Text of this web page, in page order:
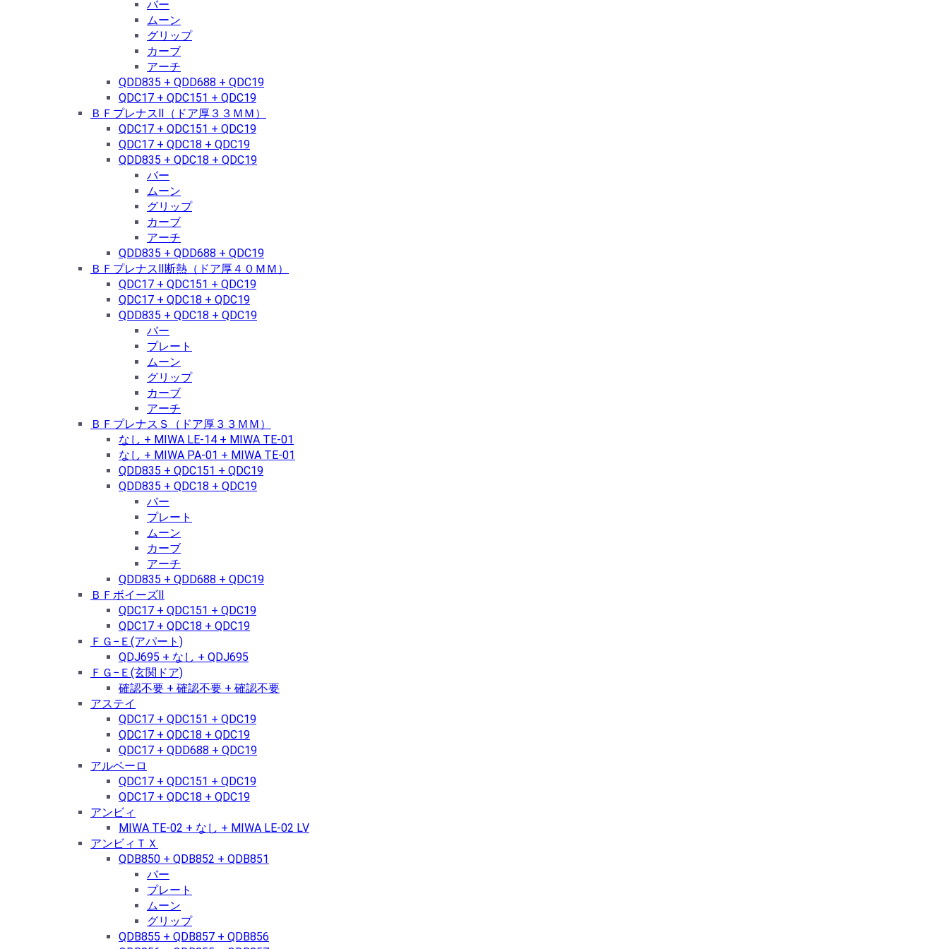
バー
ムーン
グリップ
カーブ
アーチ
QDD835 + QDD688 + QDC19
QDC17 + QDC151 + QDC19
ＢＦプレナスⅡ（ドア厚３３ＭＭ）
QDC17 + QDC151 + QDC19
QDC17 + QDC18 + QDC19
QDD835 + QDC18 + QDC19
バー
ムーン
グリップ
カーブ
アーチ
QDD835 + QDD688 + QDC19
ＢＦプレナスⅡ断熱（ドア厚４０ＭＭ）
QDC17 + QDC151 + QDC19
QDC17 + QDC18 + QDC19
QDD835 + QDC18 + QDC19
バー
プレート
ムーン
グリップ
カーブ
アーチ
ＢＦプレナスＳ（ドア厚３３ＭＭ）
なし + MIWA LE-14 + MIWA TE-01
なし + MIWA PA-01 + MIWA TE-01
QDD835 + QDC151 + QDC19
QDD835 + QDC18 + QDC19
バー
プレート
ムーン
カーブ
アーチ
QDD835 + QDD688 + QDC19
ＢＦボイーズⅡ
QDC17 + QDC151 + QDC19
QDC17 + QDC18 + QDC19
ＦＧ−Ｅ(アパート)
QDJ695 + なし + QDJ695
ＦＧ−Ｅ(玄関ドア)
確認不要 + 確認不要 + 確認不要
アステイ
QDC17 + QDC151 + QDC19
QDC17 + QDC18 + QDC19
QDC17 + QDD688 + QDC19
アルベーロ
QDC17 + QDC151 + QDC19
QDC17 + QDC18 + QDC19
アンビィ
MIWA TE-02 + なし + MIWA LE-02 LV
アンビィＴＸ
QDB850 + QDB852 + QDB851
バー
プレート
ムーン
グリップ
QDB855 + QDB857 + QDB856